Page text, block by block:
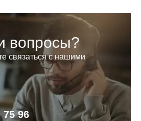
вопросы?
связаться с нашими
75 96 8 800 200 75 96